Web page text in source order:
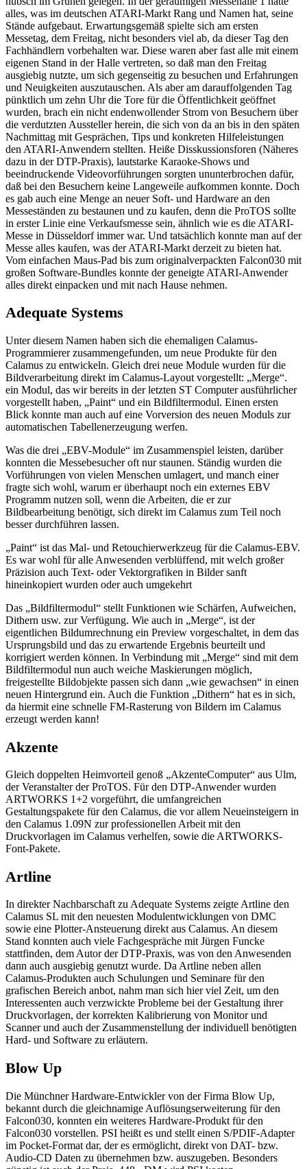
alles, was im deutschen ATARI-Markt Rang und Namen hat, seine
Stände aufgebaut. Erwartungsgemäß spielte sich am ersten
Messetag, dem Freitag, nicht besonders viel ab, da dieser Tag den
Fachhändlern vorbehalten war. Diese waren aber fast alle mit einem
eigenen Stand in der Halle vertreten, so daß man den Freitag
ausgiebig nutzte, um sich gegenseitig zu besuchen und Erfahrungen
und Neuigkeiten auszutauschen. Als aber am darauffolgenden Tag
pünktlich um zehn Uhr die Tore für die Öffentlichkeit geöffnet
wurden, brach ein nicht endenwollender Strom von Besuchern über
die verdutzten Aussteller herein, die sich von da an bis in den späten
Nachmittag mit Gesprächen, Tips und konkreten Hilfeleistungen
den ATARI-Anwendern stellten. Heiße Disskussionsforen (Näheres
dazu in der DTP-Praxis), lautstarke Karaoke-Shows und
beeindruckende Videovorführungen sorgten ununterbrochen dafür,
daß bei den Besuchern keine Langeweile aufkommen konnte. Doch
es gab auch eine Menge an neuer Soft- und Hardware an den
Messeständen zu bestaunen und zu kaufen, denn die ProTOS sollte
in erster Linie eine Verkaufsmesse sein, ähnlich wie es die ATARI-
Messe in Düsseldorf immer war. Und tatsächlich konnte man auf der
Messe alles kaufen, was der ATARI-Markt derzeit zu bieten hat.
Vom einfachen Maus-Pad bis zum originalverpackten Falcon030 mit
großen Software-Bundles konnte der geneigte ATARI-Anwender
alles direkt einpacken und mit nach Hause nehmen.
Adequate Systems
Unter diesem Namen haben sich die ehemaligen Calamus-
Programmierer zusammengefunden, um neue Produkte für den
Calamus zu entwickeln. Gleich drei neue Module wurden für die
Bildverarbeitung direkt im Calamus-Layout vorgestellt: „Merge“.
ein Modul, das wir bereits in der letzten ST Computer ausführlicher
vorgestellt haben, „Paint“ und ein Bildfiltermodul. Einen ersten
Blick konnte man auch auf eine Vorversion des neuen Moduls zur
automatischen Tabellenerzeugung werfen.
Was die drei „EBV-Module“ im Zusammenspiel leisten, darüber
konnten die Messebesucher oft nur staunen. Ständig wurden die
Vorführungen von vielen Menschen umlagert, und manch einer
fragte sich wohl, warum er überhaupt noch ein externes EBV
Programm nutzen soll, wenn die Arbeiten, die er zur
Bildbearbeitung benötigt, sich direkt im Calamus zum Teil noch
besser durchführen lassen.
„Paint“ ist das Mal- und Retouchierwerkzeug für die Calamus-EBV.
Es war wohl für alle Anwesenden verblüffend, mit welch großer
Präzision auch Text- oder Vektorgrafiken in Bilder sanft
hineinkopiert wurden oder auch umgekehrt
Das „Bildfiltermodul“ stellt Funktionen wie Schärfen, Aufweichen,
Dithern usw. zur Verfügung. Wie auch in „Merge“, ist der
eigentlichen Bildumrechnung ein Preview vorgeschaltet, in dem das
Ursprungsbild und das zu erwartende Ergebnis beurteilt und
korrigiert werden können. In Verbindung mit „Merge“ sind mit dem
Bildfiltermodul nun auch weiche Maskierungen möglich,
freigestellte Bildobjekte passen sich dann „wie gewachsen“ in einen
neuen Hintergrund ein. Auch die Funktion „Dithern“ hat es in sich,
da hiermit eine schnelle FM-Rasterung von Bildern im Calamus
erzeugt werden kann!
Akzente
Gleich doppelten Heimvorteil genoß „AkzenteComputer“ aus Ulm,
der Veranstalter der ProTOS. Für den DTP-Anwender wurden
ARTWORKS 1+2 vorgeführt, die umfangreichen
Gestaltungspakete für den Calamus, die vor allem Neueinsteigern in
den Calamus 1.09N zur professionellen Arbeit mit den
Druckvorlagen im Calamus verhelfen, sowie die ARTWORKS-
Font-Pakete.
Artline
In direkter Nachbarschaft zu Adequate Systems zeigte Artline den
Calamus SL mit den neuesten Modulentwicklungen von DMC
sowie eine Plotter-Ansteuerung direkt aus Calamus. An diesem
Stand konnten auch viele Fachgespräche mit Jürgen Funcke
stattfinden, dem Autor der DTP-Praxis, was von den Anwesenden
dann auch ausgiebig genutzt wurde. Da Artline neben allen
Calamus-Produkten auch Schulungen und Seminare für den
grafischen Bereich anbot, nahm man sich hier viel Zeit, um den
Interessenten auch verzwickte Probleme bei der Gestaltung ihrer
Druckvorlagen, der korrekten Kalibrierung von Monitor und
Scanner und auch der Zusammenstellung der individuell benötigten
Hard- und Software zu erläutern.
Blow Up
Die Münchner Hardware-Entwickler von der Firma Blow Up,
bekannt durch die gleichnamige Auflösungserweiterung für den
Falcon030, konnten ein weiteres Hardware-Produkt für den
Falcon030 vorstellen. PSI heißt es und stellt einen S/PDIF-Adapter
im Pocket-Format dar, der es ermöglicht, direkt von DAT- bzw.
Audio-CD Daten zu übernehmen bzw. auszugeben. Besonders